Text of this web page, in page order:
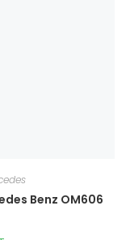
Benz OM606